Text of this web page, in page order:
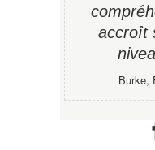
accroît
Burke,